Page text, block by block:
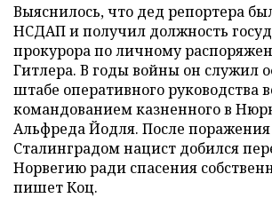
Выяснилось, что дед репортера
НСДАП и получил должность
прокурора по личному
Гитлера. В годы войны он служил
штабе оперативного руководства
командованием казненного в
Альфреда Йодля. После
Сталинградом нацист добился
Норвегию ради спасения
пишет Коц.